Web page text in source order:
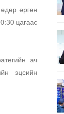
өргөн
цагаас
ач
эцсийн